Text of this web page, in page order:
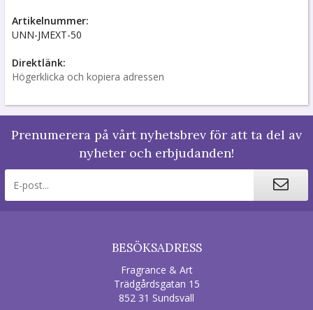
Artikelnummer:
UNN-JMEXT-50
Direktlänk:
Högerklicka och kopiera adressen
Prenumerera på vårt nyhetsbrev för att ta del av
nyheter och erbjudanden!
BESÖKSADRESS
Fragrance & Art
Trädgårdsgatan 15
852 31 Sundsvall